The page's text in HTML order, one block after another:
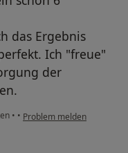
das Ergebnis
Ich "freue"
der
• • Problem melden